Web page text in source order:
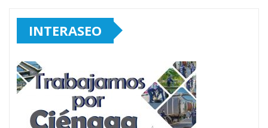
INTERASEO